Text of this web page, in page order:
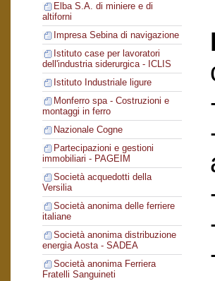
Elba S.A. di miniere e di
altiforni
Impresa Sebina di navigazione
Istituto case per lavoratori
dell'industria siderurgica - ICLIS
Istituto Industriale ligure
Monferro spa - Costruzioni e
montaggi in ferro
Nazionale Cogne
Partecipazioni e gestioni
immobiliari - PAGEIM
Società acquedotti della
Versilia
Società anonima delle ferriere
italiane
Società anonima distribuzione
energia Aosta - SADEA
Società anonima Ferriera
Fratelli Sanguineti